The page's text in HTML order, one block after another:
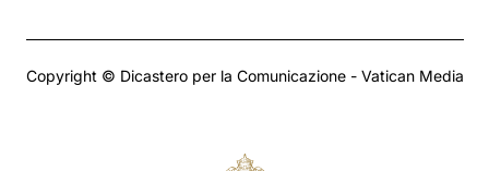
Copyright © Dicastero per la Comunicazione - Vatican Media